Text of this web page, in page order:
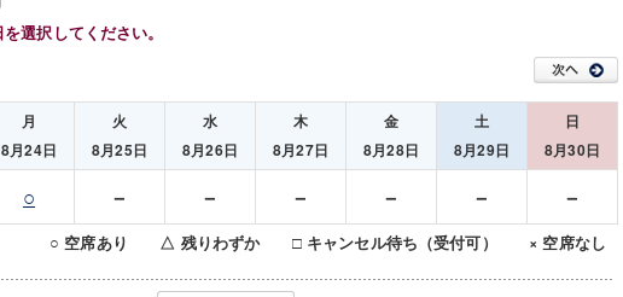
選択してください。
月
8月24日
火
8月25日
水
8月26日
木
8月27日
金
8月28日
土
8月29日
日
8月30日
○ － － － － － －
○ 空席あり △ 残りわずか □ キャンセル待ち（受付可） × 空席なし